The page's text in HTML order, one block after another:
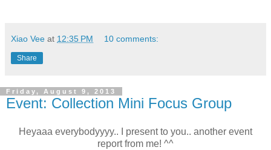
Xiao Vee at 12:35 PM 10 comments:
Share
Friday, August 9, 2013
Event: Collection Mini Focus Group
Heyaaa everybodyyyy.. I present to you.. another event
report from me! ^^